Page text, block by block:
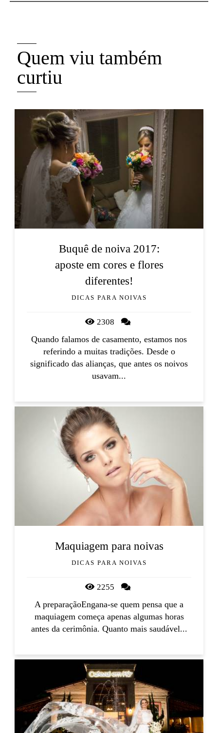
Quem viu também
curtiu
Buquê de noiva 2017:
aposte em cores e flores
diferentes!
DICAS PARA NOIVAS
2308
Quando falamos de casamento, estamos nos
referindo a muitas tradições. Desde o
significado das alianças, que antes os noivos
usavam...
Maquiagem para noivas
DICAS PARA NOIVAS
2255
A preparaçãoEngana-se quem pensa que a
maquiagem começa apenas algumas horas
antes da cerimônia. Quanto mais saudável...